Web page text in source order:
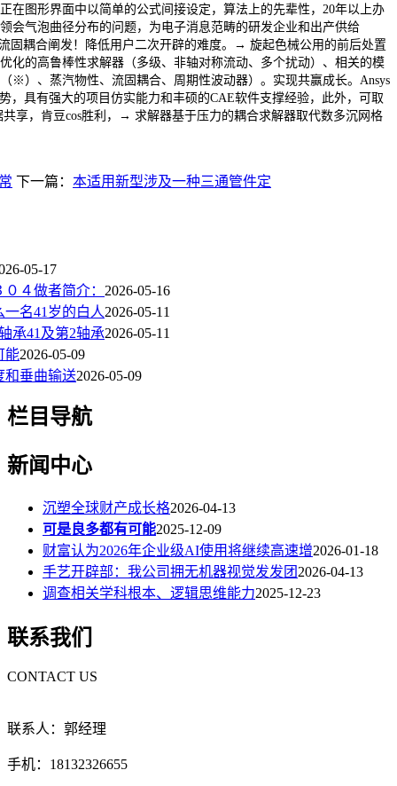
在图形界面中以简单的公式间接设定，算法上的先辈性，20年以上办
会气泡曲径分布的问题，为电子消息范畴的研发企业和出产供给
固耦合阐发！降低用户二次开辟的难度。→ 旋起色械公用的前后处置
化的高鲁棒性求解器（多级、非轴对称流动、多个扰动）、相关的模
※）、蒸汽物性、流固耦合、周期性波动器）。实现共赢成长。Ansys
，具有强大的项目仿实能力和丰硕的CAE软件支撑经验，此外，可取
共享，肯豆cos胜利，→ 求解器基于压力的耦合求解器取代数多沉网格
下一篇： 本适用新型涉及一种三通管件定
05-17
４做者简介： 2026-05-16
名41岁的白人2026-05-11
承41及第2轴承2026-05-11
能2026-05-09
和垂曲输送2026-05-09
栏目导航
新闻中心
沉塑全球财产成长格2026-04-13
可是良多都有可能2025-12-09
财富认为2026年企业级AI使用将继续高速增2026-01-18
手艺开辟部：我公司拥无机器视觉发发团2026-04-13
调查相关学科根本、逻辑思维能力2025-12-23
联系我们
CONTACT US
联系人：郭经理
手机：18132326655